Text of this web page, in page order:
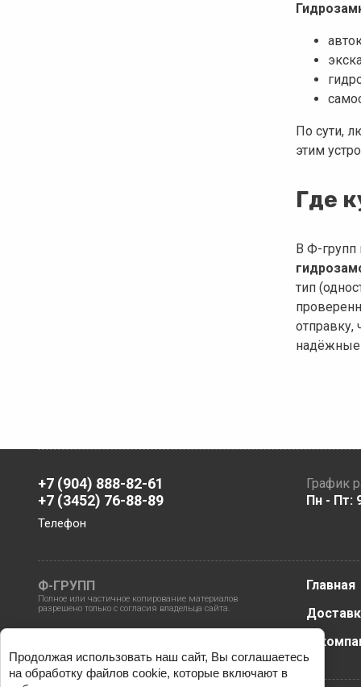
По сути,
этим
Где
В Ф-
тип
отправку,
надёжные
+7 (904) 888-82-61
+7 (3452) 76-88-89
Телефон
График
Пн - Пт:
Ф-ГРУПП
Полное или частичное копирование материалов
разрешено только с согласия владельца сайта.
Главная
О
Продолжая использовать наш сайт, Вы соглашаетесь
на обработку файлов cookie, которые включают в